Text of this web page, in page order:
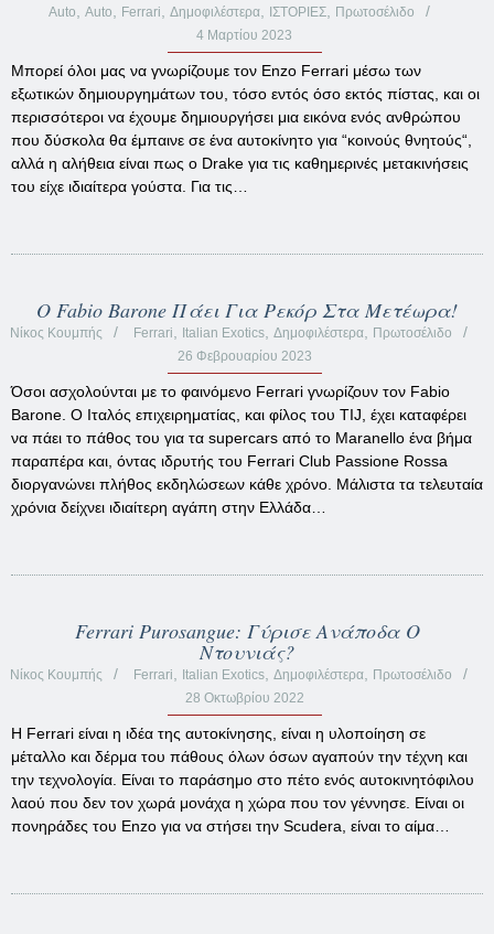
Auto
Auto Ferrari Δημοφιλέστερα, ΙΣΤΟΡΙΕΣ,
Πρωτοσέλιδο
4 Μαρτίου 2023
Μπορεί όλοι μας να γνωρίζουμε τον Enzo Ferrari μέσω των
εξωτικών δημιουργημάτων του, τόσο εντός όσο εκτός πίστας, και οι
περισσότεροι να έχουμε δημιουργήσει μια εικόνα ενός ανθρώπου
που δύσκολα θα έμπαινε σε ένα αυτοκίνητο για “κοινούς θνητούς“,
αλλά η αλήθεια είναι πως ο Drake για τις καθημερινές μετακινήσεις
του είχε ιδιαίτερα γούστα. Για τις…
O Fabio Barone Πάει Για Ρεκόρ Στα Μετέωρα!
Νίκος Κουμπής Ferrari Italian Exotics Δημοφιλέστερα
Πρωτοσέλιδο
26 Φεβρουαρίου 2023
Όσοι ασχολούνται με το φαινόμενο Ferrari γνωρίζουν τον Fabio
Barone. Ο Ιταλός επιχειρηματίας, και φίλος του TIJ, έχει καταφέρει
να πάει το πάθος του για τα supercars από το Maranello ένα βήμα
παραπέρα και, όντας ιδρυτής του Ferrari Club Passione Rossa
διοργανώνει πλήθος εκδηλώσεων κάθε χρόνο. Μάλιστα τα τελευταία
χρόνια δείχνει ιδιαίτερη αγάπη στην Ελλάδα…
Ferrari Purosangue: Γύρισε Ανάποδα Ο
Ντουνιάς?
Νίκος Κουμπής Ferrari Italian Exotics Δημοφιλέστερα
Πρωτοσέλιδο
28 Οκτωβρίου 2022
Η Ferrari είναι η ιδέα της αυτοκίνησης, είναι η υλοποίηση σε
μέταλλο και δέρμα του πάθους όλων όσων αγαπούν την τέχνη και
την τεχνολογία. Είναι το παράσημο στο πέτο ενός αυτοκινητόφιλου
λαού που δεν τον χωρά μονάχα η χώρα που τον γέννησε. Είναι οι
πονηράδες του Enzo για να στήσει την Scudera, είναι το αίμα…